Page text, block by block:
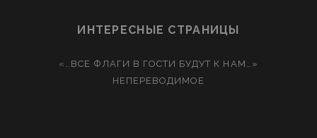
ИНТЕРЕСНЫЕ СТРАНИЦЫ
«…ВСЕ ФЛАГИ В ГОСТИ БУДУТ К НАМ…»
НЕПЕРЕВОДИМОЕ